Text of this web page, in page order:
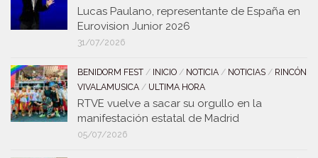
Lucas Paulano, representante de España en
Eurovision Junior 2026
31/07/2026
BENIDORM FEST / INICIO / NOTICIA / NOTICIAS / RINCÓN
VIVALAMUSICA / ULTIMA HORA
RTVE vuelve a sacar su orgullo en la
manifestación estatal de Madrid
05/07/2026